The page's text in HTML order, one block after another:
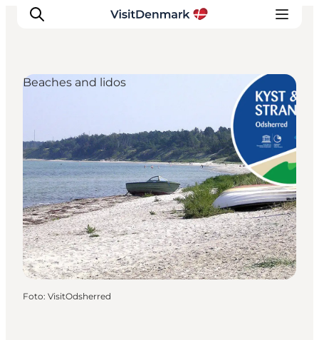
Dove andare
Cosa fare
Dove dormire
Pianifica il viaggio
Beaches and lidos
Foto: VisitOdsherred